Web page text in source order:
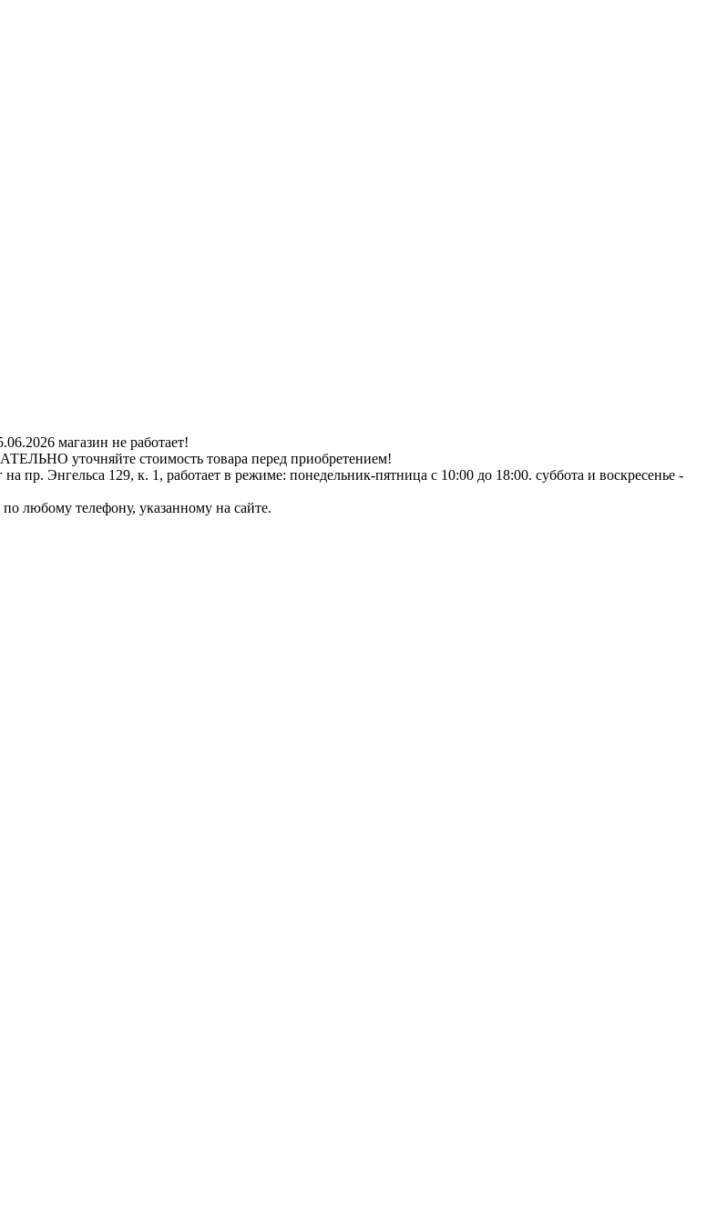
магазин не работает!
уточняйте стоимость товара перед приобретением!
129, к. 1, работает в режиме: понедельник-пятница с 10:00 до 18:00. суббота и воскресенье -
любому телефону, указанному на сайте.